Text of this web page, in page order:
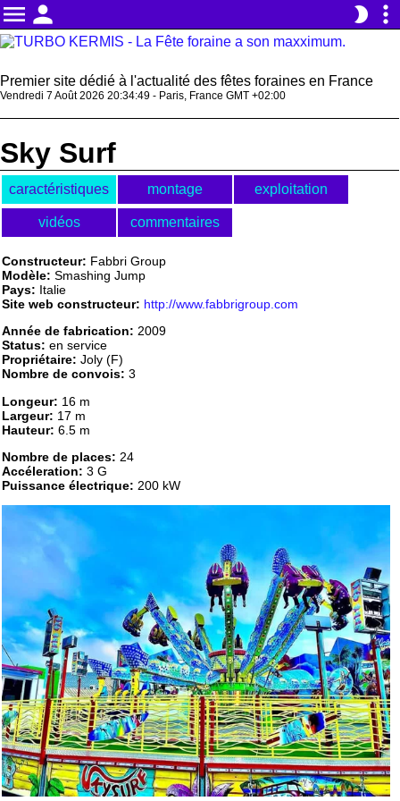
menu person brightness_2 more_vert
Premier site dédié à l'actualité des fêtes foraines en France
Vendredi 7 Août 2026 20:34:49 - Paris, France GMT +02:00
Sky Surf
caractéristiques montage exploitation
vidéos commentaires
Constructeur: Fabbri Group
Modèle: Smashing Jump
Pays: Italie
Site web constructeur: http://www.fabbrigroup.com
Année de fabrication: 2009
Status: en service
Propriétaire: Joly (F)
Nombre de convois: 3
Longeur: 16 m
Largeur: 17 m
Hauteur: 6.5 m
Nombre de places: 24
Accéleration: 3 G
Puissance électrique: 200 kW